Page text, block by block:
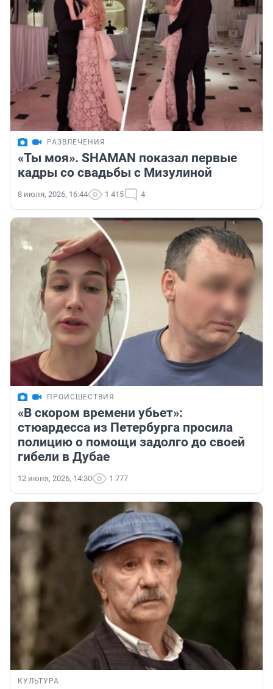
РАЗВЛЕЧЕНИЯ
«Ты моя». SHAMAN показал первые
кадры со свадьбы с Мизулиной
8 июля, 2026, 16:44 1 415 4
ПРОИСШЕСТВИЯ
«В скором времени убьет»:
стюардесса из Петербурга просила
полицию о помощи задолго до своей
гибели в Дубае
12 июня, 2026, 14:30 1 777
КУЛЬТУРА